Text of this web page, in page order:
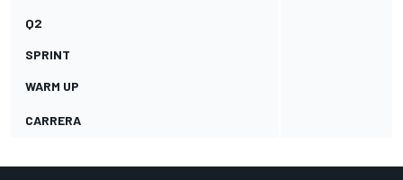
Q2
SPRINT
WARM UP
CARRERA